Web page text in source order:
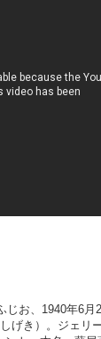
お、1940年6
げき）。ジェリ